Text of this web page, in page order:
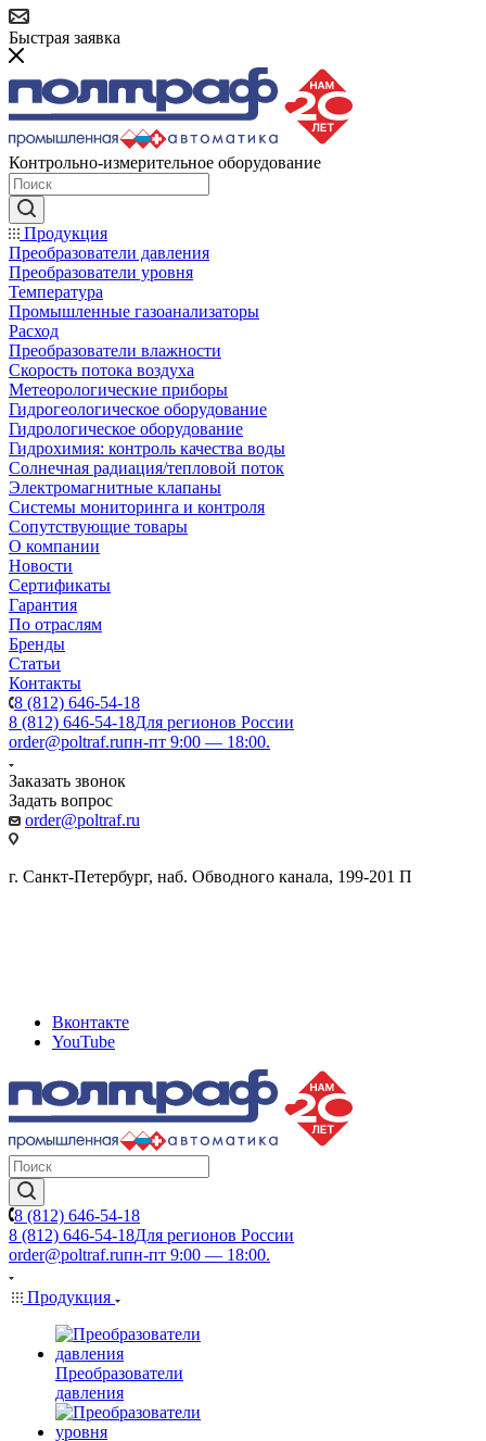
Быстрая заявка
Контрольно-измерительное оборудование
Продукция
Преобразователи давления
Преобразователи уровня
Температура
Промышленные газоанализаторы
Расход
Преобразователи влажности
Скорость потока воздуха
Метеорологические приборы
Гидрогеологическое оборудование
Гидрологическое оборудование
Гидрохимия: контроль качества воды
Солнечная радиация/тепловой поток
Электромагнитные клапаны
Системы мониторинга и контроля
Сопутствующие товары
О компании
Новости
Сертификаты
Гарантия
По отраслям
Бренды
Статьи
Контакты
8 (812) 646-54-18
8 (812) 646-54-18Для регионов России
order@poltraf.ruпн-пт 9:00 — 18:00.
Заказать звонок
Задать вопрос
order@poltraf.ru
г. Санкт-Петербург, наб. Обводного канала, 199-201 П
Вконтакте
YouTube
8 (812) 646-54-18
8 (812) 646-54-18Для регионов России
order@poltraf.ruпн-пт 9:00 — 18:00.
Продукция
Преобразователи
давления